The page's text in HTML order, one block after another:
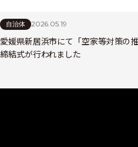
自治体 2026.05.19
愛媛県新居浜市にて「空家等対策の
締結式が行われました